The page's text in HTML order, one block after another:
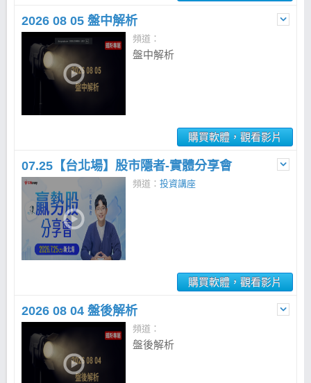
2026 08 05 盤中解析
頻道：
盤中解析
購買軟體，觀看影片
07.25【台北場】股市隱者-實體分享會
頻道： 投資講座
購買軟體，觀看影片
2026 08 04 盤後解析
頻道：
盤後解析